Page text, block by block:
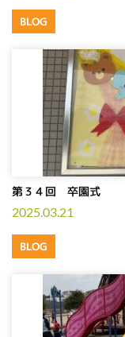
BLOG
第３４回 卒園式
2025.03.21
BLOG